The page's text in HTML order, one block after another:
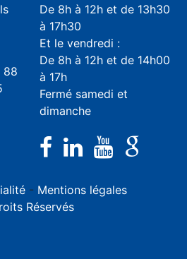
88
De 8h à 12h et de 13h30
à 17h30
Et le vendredi :
De 8h à 12h et de 14h00
à 17h
Fermé samedi et
dimanche
- Mentions légales
Réservés